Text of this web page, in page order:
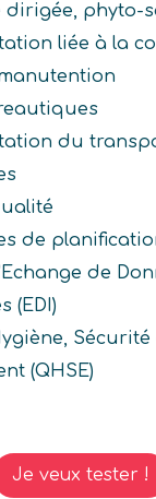
phyto-
liée à la
du
de
de
(EDI)
Sécurité
(QHSE)
Je veux tester !